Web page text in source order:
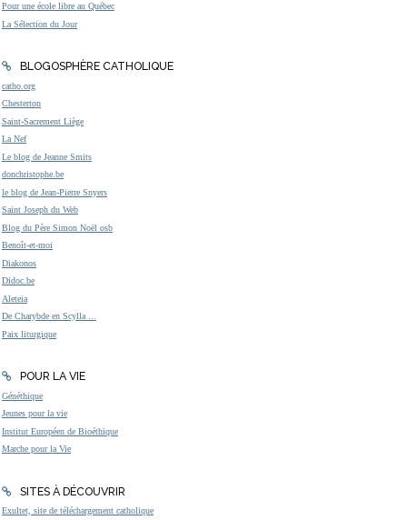
Pour une école libre au Québec
La Sélection du Jour
BLOGOSPHÈRE CATHOLIQUE
catho.org
Chesterton
Saint-Sacrement Liège
La Nef
Le blog de Jeanne Smits
donchristophe.be
le blog de Jean-Pierre Snyers
Saint Joseph du Web
Blog du Père Simon Noël osb
Benoît-et-moi
Diakonos
Didoc.be
Aleteia
De Charybde en Scylla ...
Paix liturgique
POUR LA VIE
Généthique
Jeunes pour la vie
Institut Européen de Bioéthique
Marche pour la Vie
SITES À DÉCOUVRIR
Exultet, site de téléchargement catholique